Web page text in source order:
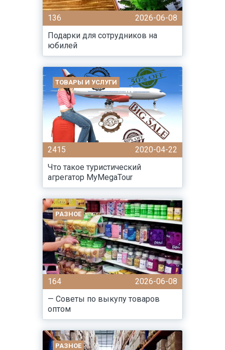
136
2026-06-08
Подарки для сотрудников на
юбилей
ТОВАРЫ И УСЛУГИ
2415
2020-04-22
Что такое туристический
агрегатор MyMegaTour
РАЗНОЕ
164
2026-06-08
— Советы по выкупу товаров
оптом
РАЗНОЕ